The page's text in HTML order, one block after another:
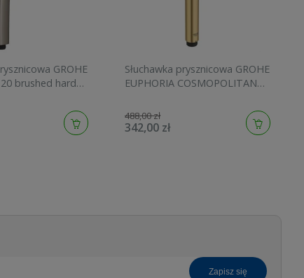
GROHE
brushed hard
Słuchawka prysznicowa GROHE
EUPHORIA COSMOPOLITAN
27400GN0
488,00 zł
342,00 zł
zapisz się